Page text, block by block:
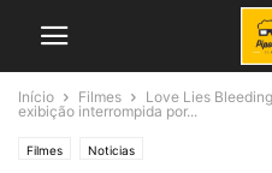
Início Filmes
Love Lies
exibição interrompida por...
Filmes Noticias